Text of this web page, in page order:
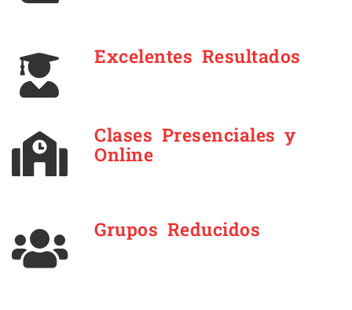
Excelentes Resultados
Clases Presenciales y
Online
Grupos Reducidos